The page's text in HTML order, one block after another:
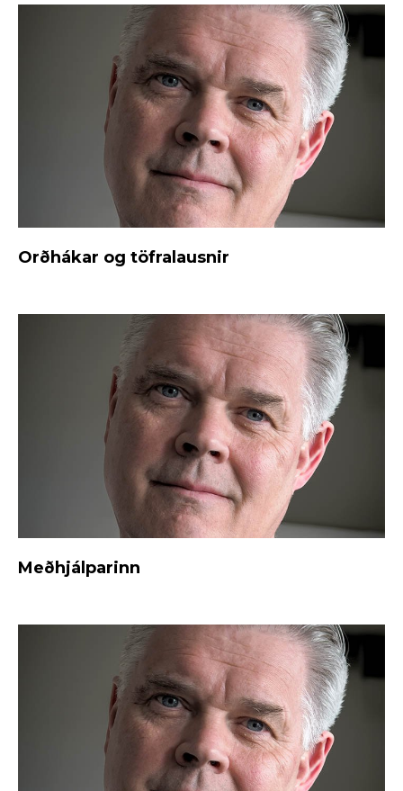
Orðhákar og töfralausnir
Meðhjálparinn